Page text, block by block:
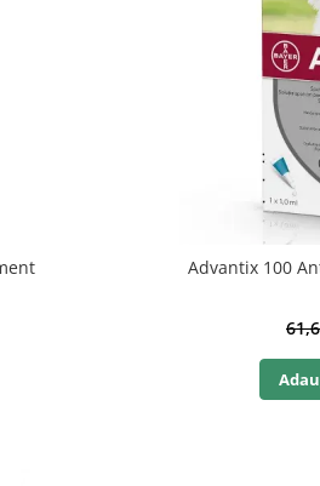
Advantix 100